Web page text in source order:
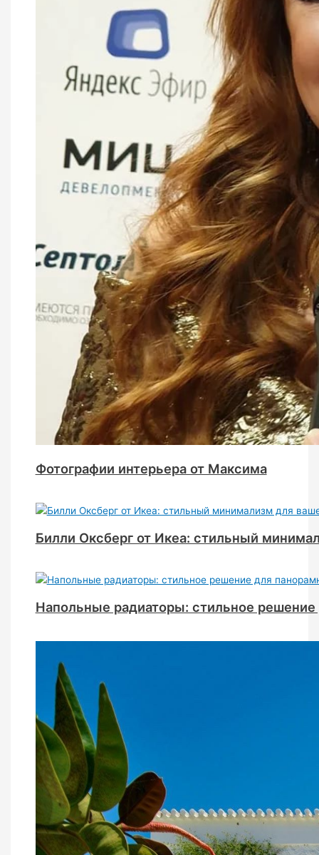
Фотографии интерьера от Максима
Билли Оксберг от Икеа: стильный
Напольные радиаторы: стильное